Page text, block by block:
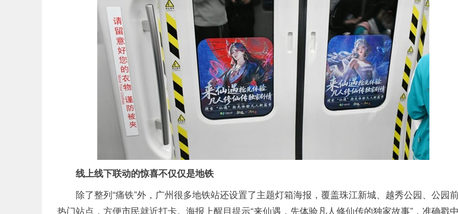
线上线下联动的惊喜不仅仅是地铁
除了整列“痛铁”外，广州很多地铁站还设置了主题灯箱海报，覆盖珠江新城、越秀公园、公园
热门站点，方便市民就近打卡。海报上醒目提示“来仙遇，先体验凡人修仙传的独家故事”，准确戳